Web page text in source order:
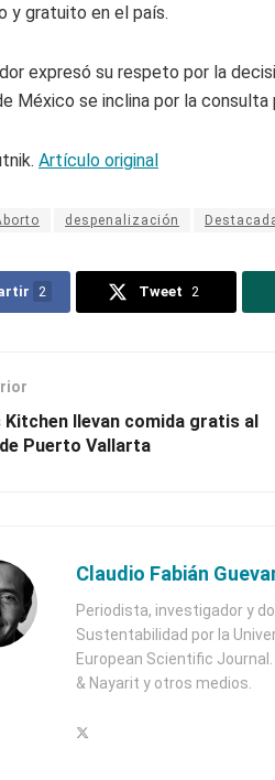
y gratuito en el país.
expresó su respeto por la
México se inclina por la consulta
Artículo original
despenalización
2 Tweet 2
Kitchen llevan comida gratis al
Puerto Vallarta
Claudio Fabián
Periodista, investigador y
Sustentabilidad por la
European Scientific
& Nayarit y otros medios.